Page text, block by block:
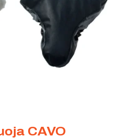
CAVO